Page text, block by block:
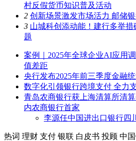
村反假货币知识普及活动
2 创新场景激发市场活力 邮储
3 山城科创添动能！建行多举
题
案例｜2025年全球企业AI应用
值差距
央行发布2025年前三季度金融
数字化引领银行跨境支付 全力
青岛农商银行获上海清算所清
内农商银行首家
李源任中国进出口银行四
热词 理财 支付 银联 白皮书 投顾 中